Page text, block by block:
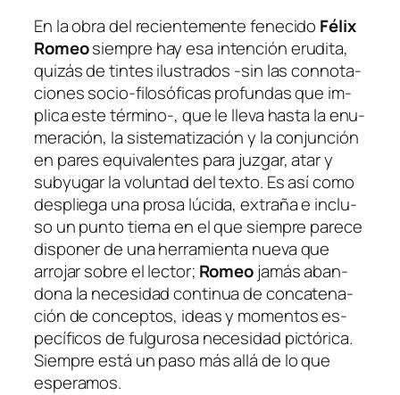
En la obra del re­cien­te­men­te fe­ne­ci­do Félix
Romeosiem­pre hay esa in­ten­ción eru­di­ta,
qui­zás de tin­tes ilus­tra­dos ‑sin las con­no­ta­
cio­nes socio-filosóficas pro­fun­das que im­
pli­ca es­te término‑, que le lle­va has­ta la enu­
me­ra­ción, la sis­te­ma­ti­za­ción y la con­jun­ción
en pa­res equi­va­len­tes pa­ra juz­gar, atar y
sub­yu­gar la vo­lun­tad del tex­to. Es así co­mo
des­plie­ga una pro­sa lú­ci­da, ex­tra­ña e in­clu­
so un pun­to tier­na en el que siem­pre pa­re­ce
dis­po­ner de una he­rra­mien­ta nue­va que
arro­jar so­bre el lec­tor; Romeoja­más aban­
do­na la ne­ce­si­dad con­ti­nua de con­ca­te­na­
ción de con­cep­tos, ideas y mo­men­tos es­
pe­cí­fi­cos de ful­gu­ro­sa ne­ce­si­dad pic­tó­ri­ca.
Siempre es­tá un pa­so más allá de lo que
esperamos.